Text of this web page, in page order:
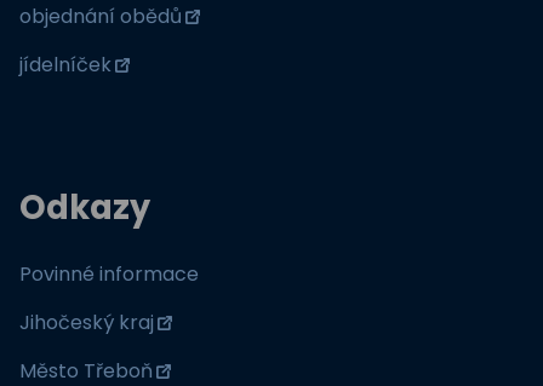
objednání obědů
jídelníček
Odkazy
Povinné informace
Jihočeský kraj
Město Třeboň